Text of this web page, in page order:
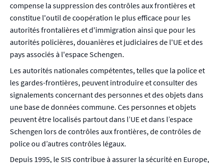
compense la suppression des contrôles aux frontières et
constitue l'outil de coopération le plus efficace pour les
autorités frontalières et d'immigration ainsi que pour les
autorités policières, douanières et judiciaires de l'UE et des
pays associés à l'espace Schengen.
Les autorités nationales compétentes, telles que la police et
les gardes-frontières, peuvent introduire et consulter des
signalements concernant des personnes et des objets dans
une base de données commune. Ces personnes et objets
peuvent être localisés partout dans l’UE et dans l’espace
Schengen lors de contrôles aux frontières, de contrôles de
police ou d’autres contrôles légaux.
Depuis 1995, le SIS contribue à assurer la sécurité en Europe,